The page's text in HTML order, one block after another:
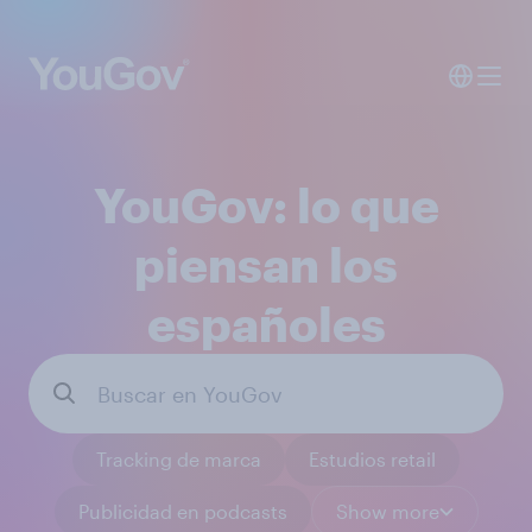
YouGov: lo que
piensan los
españoles
Tracking de marca Estudios retail
Publicidad en podcasts Show more